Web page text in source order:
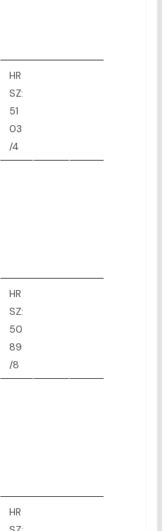
HR
SZ:
51
03
/4
HR
SZ:
50
89
/8
HR